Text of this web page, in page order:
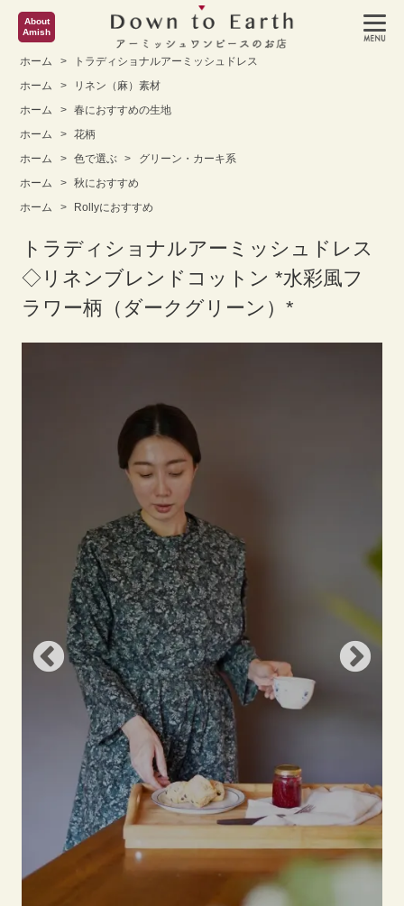
About
Amish
ホーム >
トラディショナルアーミッシュドレス
ホーム
>
リネン（麻）素材
ホーム
> 春におすすめの生地
ホーム
> 花柄
ホーム
> 色で選ぶ >
グリーン・カーキ系
ホーム
> 秋におすすめ
ホーム
> Rollyにおすすめ
トラディショナルアーミッシュドレス
◇リネンブレンドコットン *水彩風フ
ラワー柄（ダークグリーン）*